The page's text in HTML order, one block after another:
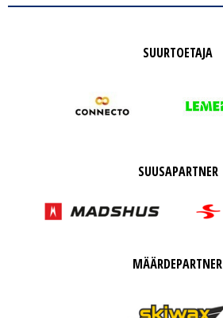
SUURTOETAJA
SUUSAPARTNER
MÄÄRDEPARTNER